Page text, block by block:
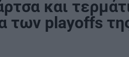
και
των playoffs